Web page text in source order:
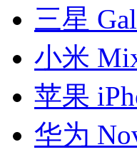
三星
小米
苹果
华为